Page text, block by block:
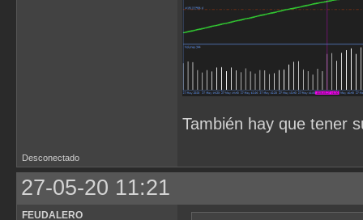
También hay que tener
Desconectado
27-05-20 11:21
FEUDALERO